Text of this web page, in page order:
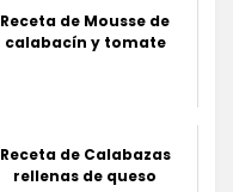
Receta de Mousse de
calabacín y tomate
Receta de Calabazas
rellenas de queso